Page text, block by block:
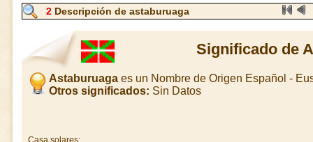
2 Descripción de astaburuaga
Significado de
Astaburuagaes un Nombre de Origen Español -
Otros significados: Sin Datos
Casa solares: